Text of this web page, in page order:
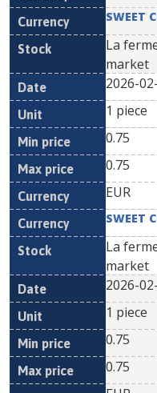
SWEET
La
market
2026-
1 piece
0.75
0.75
EUR
SWEET
La
market
2026-
1 piece
0.75
0.75